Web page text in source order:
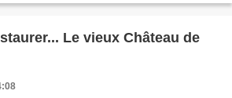
Le vieux Château de